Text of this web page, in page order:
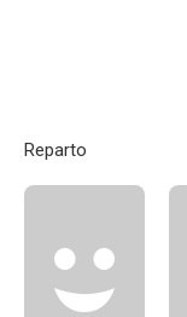
Reparto